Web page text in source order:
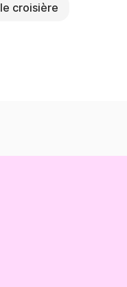
croisière